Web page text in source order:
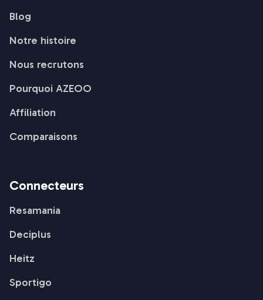
Blog
Notre histoire
Nous recrutons
Pourquoi AZEOO
Affiliation
Comparaisons
Connecteurs
Resamania
Deciplus
Heitz
Sportigo